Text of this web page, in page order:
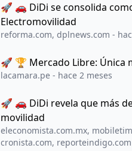
🚀 🚗 DiDi se consolida
Electromovilidad
reforma.com, dplnews.com -
🚀 🏆 Mercado Libre: Única
lacamara.pe - hace 2 meses
🚀 🚗 DiDi revela que más
movilidad
eleconomista.com.mx,
cronista.com, reporteindigo.com